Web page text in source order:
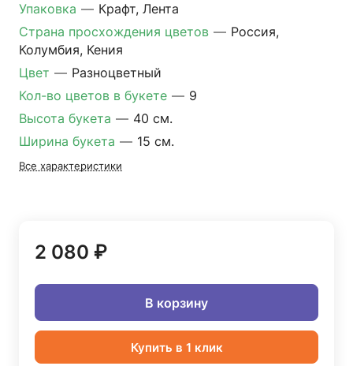
Упаковка — Крафт, Лента
Страна просхождения цветов — Россия,
Колумбия, Кения
Цвет — Разноцветный
Кол-во цветов в букете — 9
Высота букета — 40 см.
Ширина букета — 15 см.
Все характеристики
2 080 ₽
В корзину
Купить в 1 клик